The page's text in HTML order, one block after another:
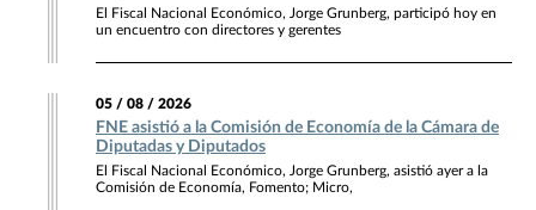
El Fiscal Nacional Económico, Jorge Grunberg, participó hoy en
un encuentro con directores y gerentes
05 / 08 / 2026
FNE asistió a la Comisión de Economía de la Cámara de
Diputadas y Diputados
El Fiscal Nacional Económico, Jorge Grunberg, asistió ayer a la
Comisión de Economía, Fomento; Micro,